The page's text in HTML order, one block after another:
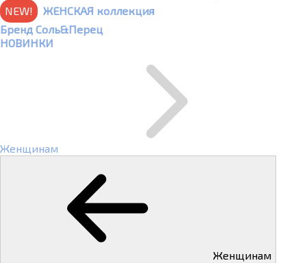
NEW!
ЖЕНСКАЯ коллекция
Бренд Соль&Перец
НОВИНКИ
Женщинам
Женщинам